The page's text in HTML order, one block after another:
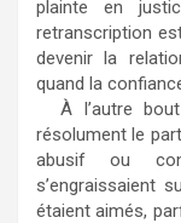
plainte en
retranscription
devenir la
quand la
À l’autre
résolument le
abusif ou
s’engraissaient
étaient aimés,